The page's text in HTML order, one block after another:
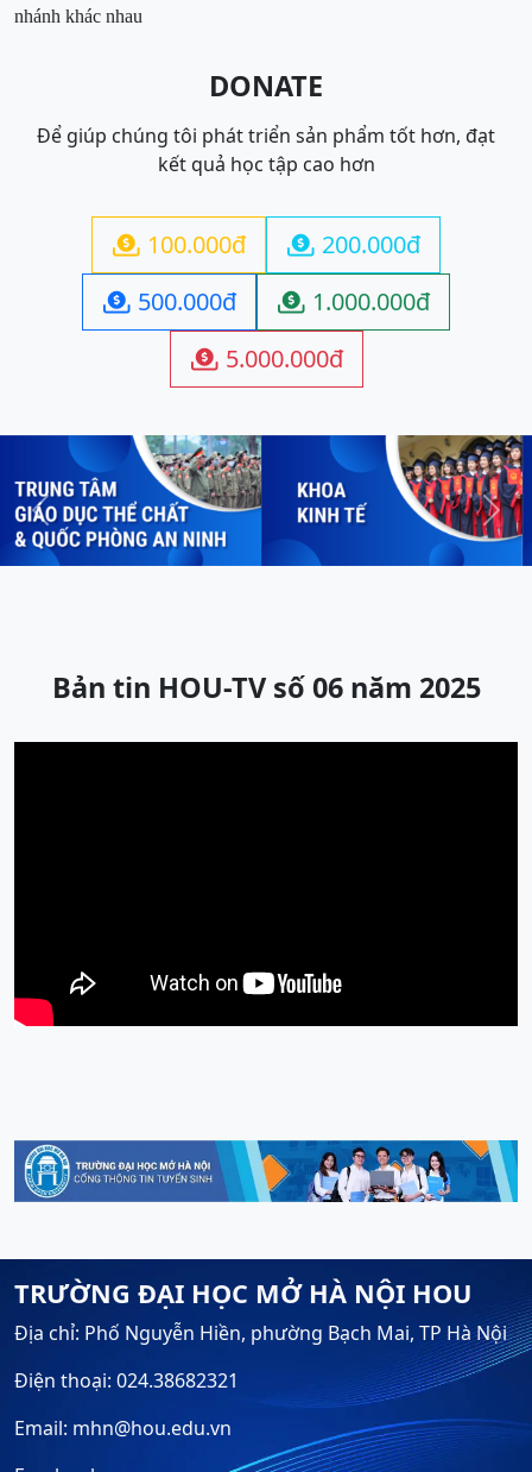
nhánh khác nhau
DONATE
Để giúp chúng tôi phát triển sản phẩm tốt hơn, đạt
kết quả học tập cao hơn
 100.000đ  200.000đ
 500.000đ  1.000.000đ
 5.000.000đ
Previous Next
Bản tin HOU-TV số 06 năm 2025
TRƯỜNG ĐẠI HỌC MỞ HÀ NỘI HOU
Địa chỉ: Phố Nguyễn Hiền, phường Bạch Mai, TP Hà Nội
Điện thoại: 024.38682321
Email: mhn@hou.edu.vn